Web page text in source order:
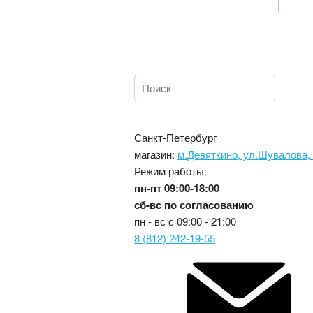
Санкт-Петербург
магазин: м.Девяткино, ул.Шувалова,
Режим работы:
пн-пт09:00-18:00
сб-вс по согласованию
пн - вс с 09:00 - 21:00
8 (812) 242-19-55